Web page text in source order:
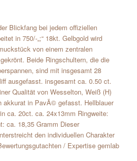
Blickfang bei jedem offiziellen
in 750/-„;“ 18kt. Gelbgold wird
von einem zentralen
Beide Ringschultern, die die
sind mit insgesamt 28
ausgefasst. insgesamt ca. 0.50 ct.
Qualität von Wesselton, Weiß (H)
akkurat in PavÃ© gefasst. Hellblauer
ca. 20ct. ca. 24x13mm Ringweite:
ca. 18,35 Gramm Dieser
den individuellen Charakter
/ Expertise gemlab